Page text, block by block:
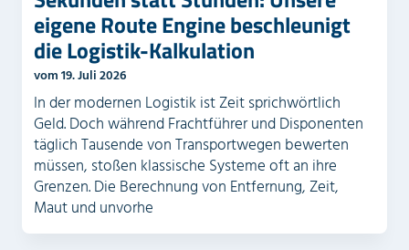
eigene Route Engine beschleunigt
die Logistik-Kalkulation
vom 19. Juli 2026
In der modernen Logistik ist Zeit sprichwörtlich
Geld. Doch während Frachtführer und Disponenten
täglich Tausende von Transportwegen bewerten
müssen, stoßen klassische Systeme oft an ihre
Grenzen. Die Berechnung von Entfernung, Zeit,
Maut und unvorhe